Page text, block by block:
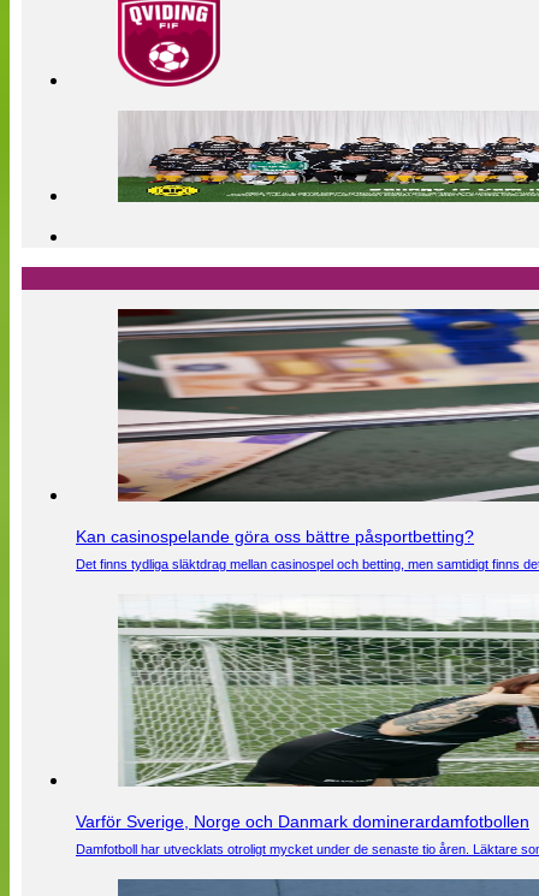
Kan casinospelande göra oss bättre påsportbetting?
Det finns tydliga släktdrag mellan casinospel och betting, men samtidigt finns
Varför Sverige, Norge och Danmark dominerardamfotbollen
Damfotboll har utvecklats otroligt mycket under de senaste tio åren. Läktare